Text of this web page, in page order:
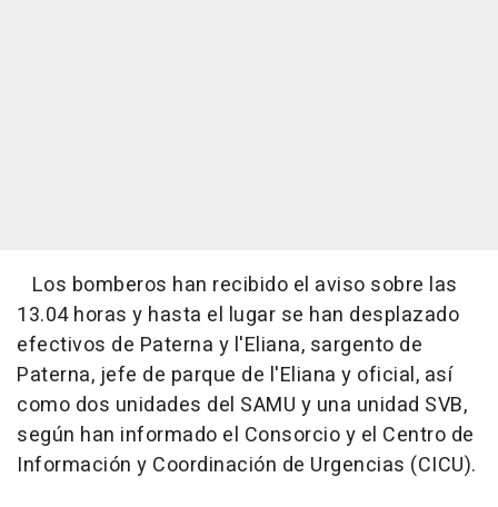
Los bomberos han recibido el aviso sobre las
13.04 horas y hasta el lugar se han desplazado
efectivos de Paterna y l'Eliana, sargento de
Paterna, jefe de parque de l'Eliana y oficial, así
como dos unidades del SAMU y una unidad SVB,
según han informado el Consorcio y el Centro de
Información y Coordinación de Urgencias (CICU).